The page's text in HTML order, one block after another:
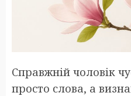
Справжній чоловік
просто слова, а